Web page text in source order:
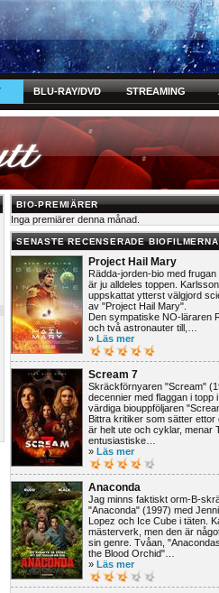
BLU-RAY/DVD STREAMING
BIO-PREMIÄRER
Inga premiärer denna månad.
SENASTE RECENSERADE BIOFILMERNA
Project Hail Mary
Rädda-jorden-bio med
är ju alldeles toppen.
uppskattat ytterst välgjord
av "Project Hail Mary".
Den sympatiske NO-läraren
och två astronauter till,…
» Läs mer
Scream 7
Skräckförnyaren "Scream"
decennier med flaggan i topp
värdiga biouppföljaren
Bittra kritiker som sätter ettor
är helt ute och cyklar, menar
entusiastiske…
» Läs mer
Anaconda
Jag minns faktiskt orm-B-
"Anaconda" (1997) med
Lopez och Ice Cube i täten.
mästerverk, men den är
sin genre. Tvåan,
the Blood Orchid"…
» Läs mer